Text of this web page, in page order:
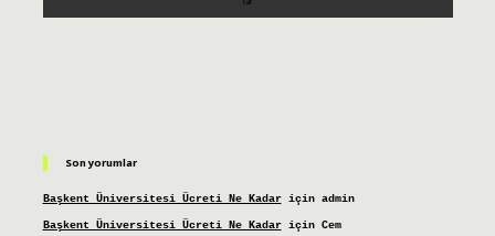
Son yorumlar
Başkent Üniversitesi Ücreti Ne Kadariçin admin
Başkent Üniversitesi Ücreti Ne Kadariçin Cem